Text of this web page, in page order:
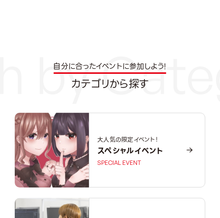
自分に合ったイベントに参加しよう!
カテゴリから探す
大人気の限定イベント！
スペシャルイベント
SPECIAL EVENT